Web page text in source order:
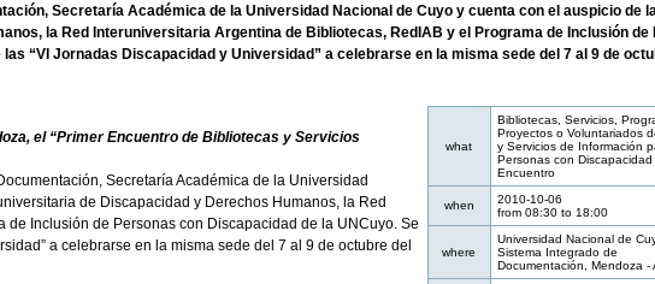
Secretaría Académica de la Universidad Nacional de Cuyo y cuenta con el auspicio de la
la Red Interuniversitaria Argentina de Bibliotecas, RedIAB y el Programa de Inclusión de
“VI Jornadas Discapacidad y Universidad” a celebrarse en la misma sede del 7 al 9 de
what
Bibliotecas, Servicios,
Proyectos o Voluntariados
y Servicios de Información
Personas con Discapacidad
Encuentro
when
2010-10-06
from 08:30to 18:00
where
Universidad Nacional de
Sistema Integrado de
Documentación, Mendoza -
el “Primer Encuentro de Bibliotecas y Servicios
Secretaría Académica de la Universidad
de Discapacidad y Derechos Humanos, la Red
Inclusión de Personas con Discapacidad de la UNCuyo. Se
a celebrarse en la misma sede del 7 al 9 de octubre del